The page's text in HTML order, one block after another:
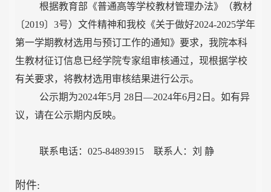
根据教育部《普通高等学校教材管理办法》（教材
〔2019〕 3号）文件精神和我校《关于做好2024-2025学年
第一学期教材选用与预订工作的通知》要求，我院本科
生教材征订信息已经学院专家组审核通过，现根据学校
有关要求，将教材选用审核结果进行公示。
公示期为2024年5月 28 日 —2024年6月 2 日。如有异
议，请在公示期内反映。
联系电话：025-84893915 联系人： 刘 静
附件: